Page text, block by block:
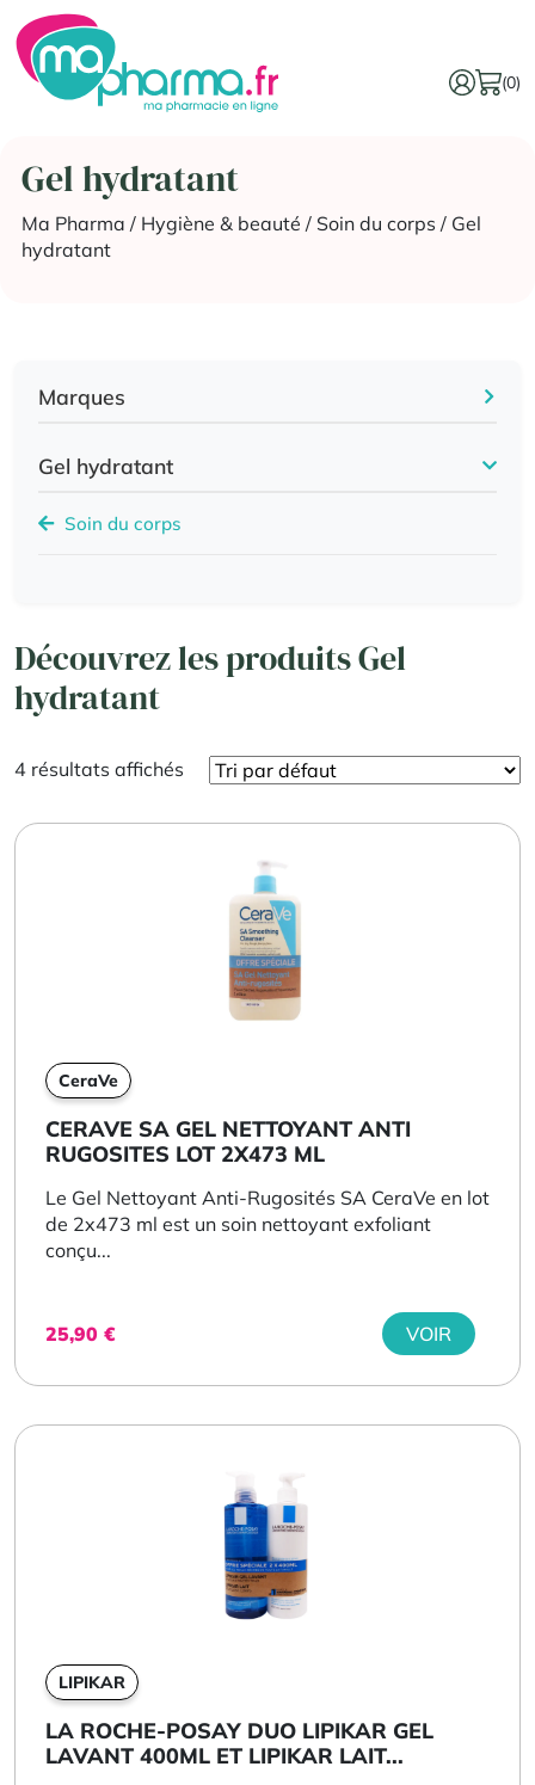
(0)
Gel hydratant
Ma Pharma / Hygiène & beauté / Soin du corps / Gel
hydratant
Marques
Gel hydratant
Soin du corps
Découvrez les produits Gel
hydratant
4 résultats affichés
CeraVe
CERAVE SA GEL NETTOYANT ANTI
RUGOSITES LOT 2X473 ML
Le Gel Nettoyant Anti-Rugosités SA CeraVe en lot
de 2x473 ml est un soin nettoyant exfoliant
conçu...
25,90 € VOIR
LIPIKAR
LA ROCHE-POSAY DUO LIPIKAR GEL
LAVANT 400ML ET LIPIKAR LAIT...